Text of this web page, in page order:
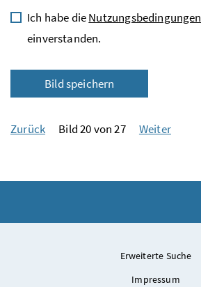
Ich habe dieNutzungsbedingungen
einverstanden.
Bild speichern
Zurück Bild 20 von 27 Weiter
Erweiterte Suche
Impressum